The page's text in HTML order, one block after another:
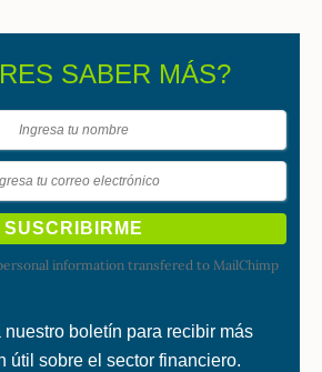
SABER MÁS?
information transfered to MailChimp
nuestro boletín para recibir más
útil sobre el sector financiero.